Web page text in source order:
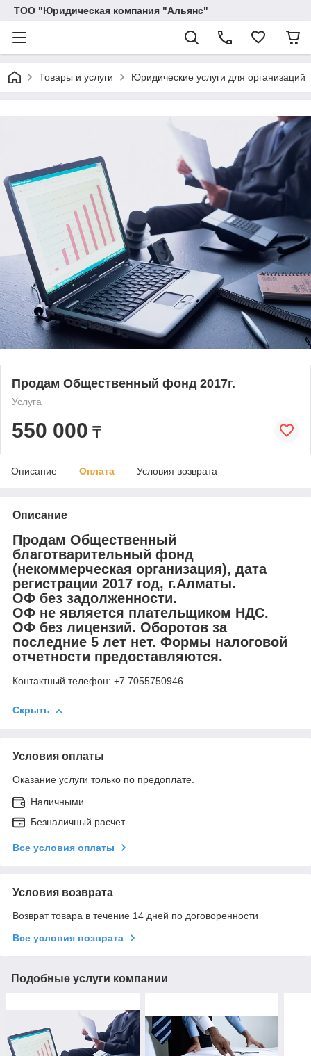
ТОО "Юридическая компания "Альянс"
Товары и услуги Юридические услуги для организаций
Продам Общественный фонд 2017г.
Услуга
550 000 ₸
Описание Оплата Условия возврата
Описание
Продам Общественный
благотварительный фонд
(некоммерческая организация), дата
регистрации 2017 год, г.Алматы.
ОФ без задолженности.
ОФ не является плательщиком НДС.
ОФ без лицензий. Оборотов за
последние 5 лет нет. Формы налоговой
отчетности предоставляются.
Контактный телефон: +7 7055750946.
Скрыть
Условия оплаты
Оказание услуги только по предоплате.
Наличными
Безналичный расчет
Все условия оплаты
Условия возврата
Возврат товара в течение 14 дней по договоренности
Все условия возврата
Подобные услуги компании